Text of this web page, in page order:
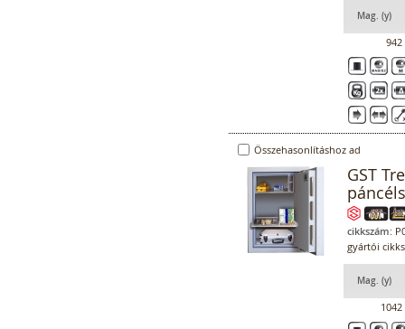
Mag. (y)
942
Összehasonlításhoz ad
GST
cikkszám:
gyártói
Mag. (y)
1042